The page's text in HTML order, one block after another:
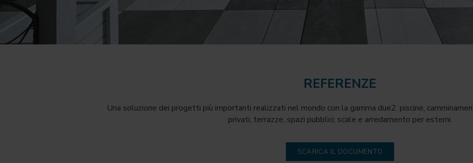
REFERENZE
Una soluzione dei progetti più importanti realizzati nel mondo con la gamma due2: piscine,
privati, terrazze, spazi pubblici, scale e arredamento per esterni.
SCARICA IL DOCUMENTO